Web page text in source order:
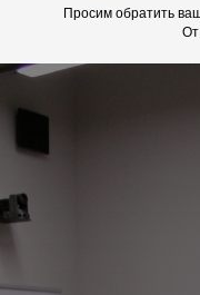
Просим обратить
От